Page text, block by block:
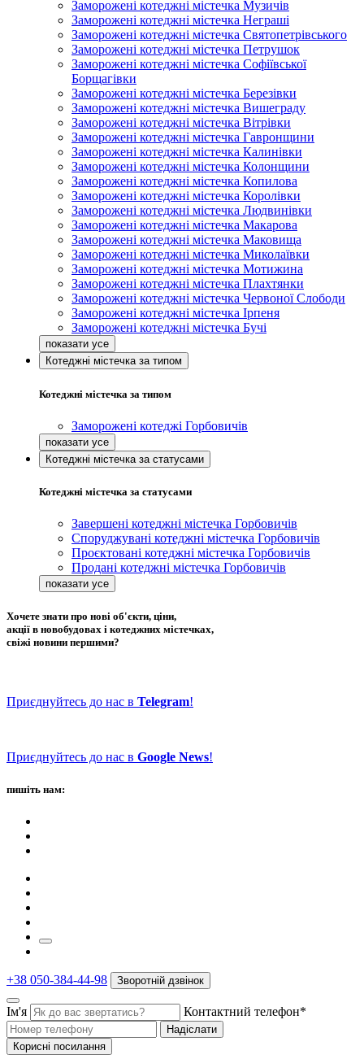
Заморожені котеджні містечка Музичів
Заморожені котеджні містечка Неграші
Заморожені котеджні містечка Святопетрівського
Заморожені котеджні містечка Петрушок
Заморожені котеджні містечка Софіївської
Борщагівки
Заморожені котеджні містечка Березівки
Заморожені котеджні містечка Вишеграду
Заморожені котеджні містечка Вітрівки
Заморожені котеджні містечка Гавронщини
Заморожені котеджні містечка Калинівки
Заморожені котеджні містечка Колонщини
Заморожені котеджні містечка Копилова
Заморожені котеджні містечка Королівки
Заморожені котеджні містечка Людвинівки
Заморожені котеджні містечка Макарова
Заморожені котеджні містечка Маковища
Заморожені котеджні містечка Миколаївки
Заморожені котеджні містечка Мотижина
Заморожені котеджні містечка Плахтянки
Заморожені котеджні містечка Червоної Слободи
Заморожені котеджні містечка Ірпеня
Заморожені котеджні містечка Бучі
Котеджні містечка за типом
Котеджні містечка за типом
Заморожені котеджі Горбовичів
Котеджні містечка за статусами
Котеджні містечка за статусами
Завершені котеджні містечка Горбовичів
Споруджувані котеджні містечка Горбовичів
Проєктовані котеджні містечка Горбовичів
Продані котеджні містечка Горбовичів
Хочете знати про нові об'єкти, ціни,
акції в новобудовах і котеджних містечках,
свіжі новини першими?
Приєднуйтесь до нас в Telegram!
Приєднуйтесь до нас в Google News!
пишіть нам:
+38 050-384-44-98 Зворотній дзвінок
Ім'я Контактний телефон*
Надіслати
Корисні посилання